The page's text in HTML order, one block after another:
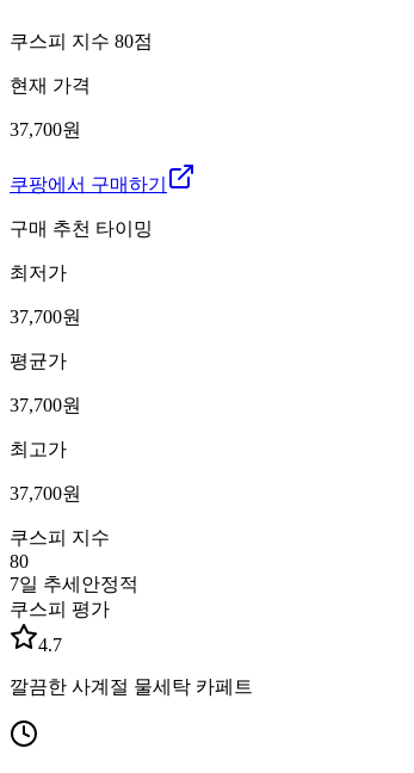
쿠스피 지수 80점
현재 가격
37,700원
쿠팡에서 구매하기
구매 추천 타이밍
최저가
37,700원
평균가
37,700원
최고가
37,700원
쿠스피 지수
80
7일 추세 안정적
쿠스피 평가
4.7
깔끔한 사계절 물세탁 카페트